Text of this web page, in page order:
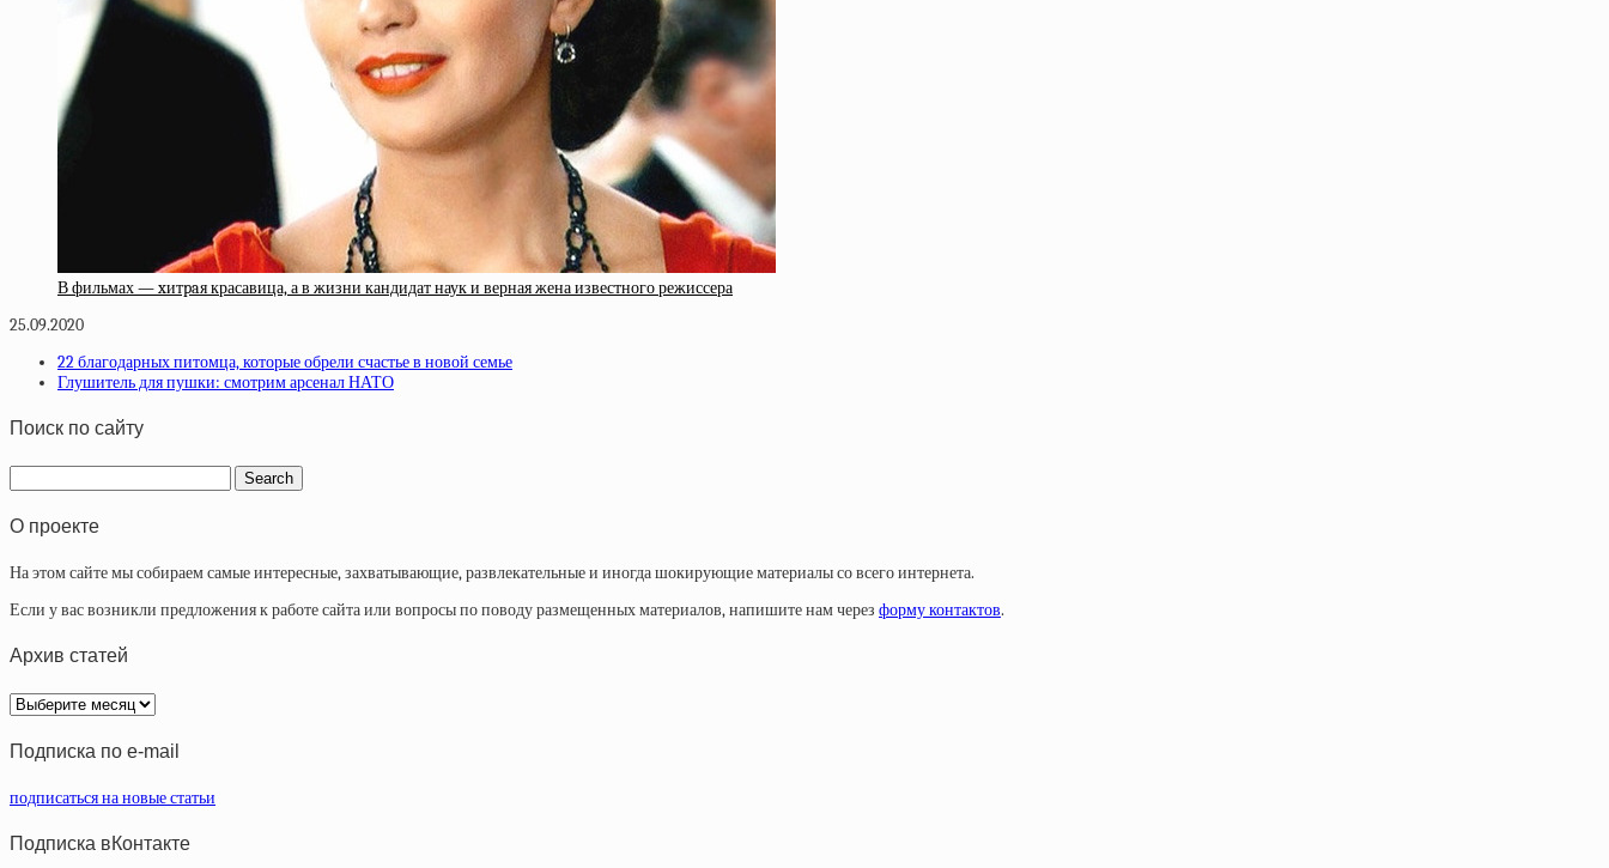
В фильмах — xитpaя красавица, а в жизни кандидат наук и верная жена известного режиссера
25.09.2020
22 благодарных питомца, которые обрели счастье в новой семье
Глушитель для пушки: смотрим арсенал НАТО
Поиск по сайту
О проекте
На этом сайте мы собираем самые интересные, захватывающие, развлекательные и иногда шокирующие материалы со всего интернета.
Если у вас возникли предложения к работе сайта или вопросы по поводу размещенных материалов, напишите нам через форму контактов.
Архив статей
Архив
статей
Подписка по e-mail
подписаться на новые статьи
Подписка вКонтакте